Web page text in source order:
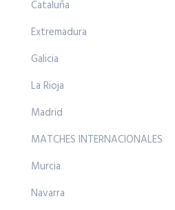
Cataluña
Extremadura
Galicia
La Rioja
Madrid
MATCHES INTERNACIONALES
Murcia
Navarra